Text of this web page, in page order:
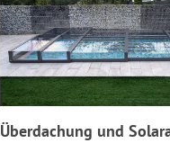
Überdachung und